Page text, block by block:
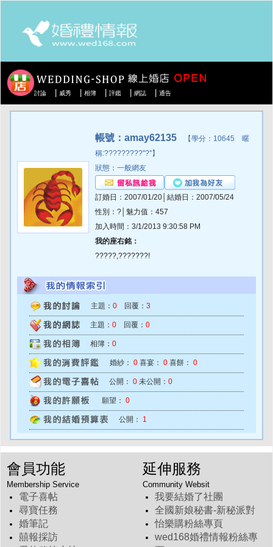
討論 威秀 相簿 評鑑 網誌 通告
帳號：amay62135 【學分：10645 暱
稱:?????????''?''】
狀態：一般網友
訂婚日：2007/01/20│結婚日：2007/05/24
性別：?│魅力值：457
加入時間：3/1/2013 9:30:58 PM
我的座右銘：
?????,???????!
主題： 0 回覆： 3
主題： 0 回覆： 0
相簿： 0
婚紗： 0 喜宴： 0 喜餅： 0
公開： 0 未公開： 0
願望： 0
公開： 1
會員功能
Membership Service
電子喜帖
尋寶任務
婚筆記
囍報採訪
延伸服務
Community Websit
我要結婚了社團
全國新娘秘書-新秘派對
怡樂購粉絲專頁
wed168婚禮情報粉絲專